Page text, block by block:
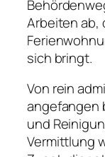
Arbeiten ab,
sich bringt.
Von rein
angefangen
und
Vermittlung